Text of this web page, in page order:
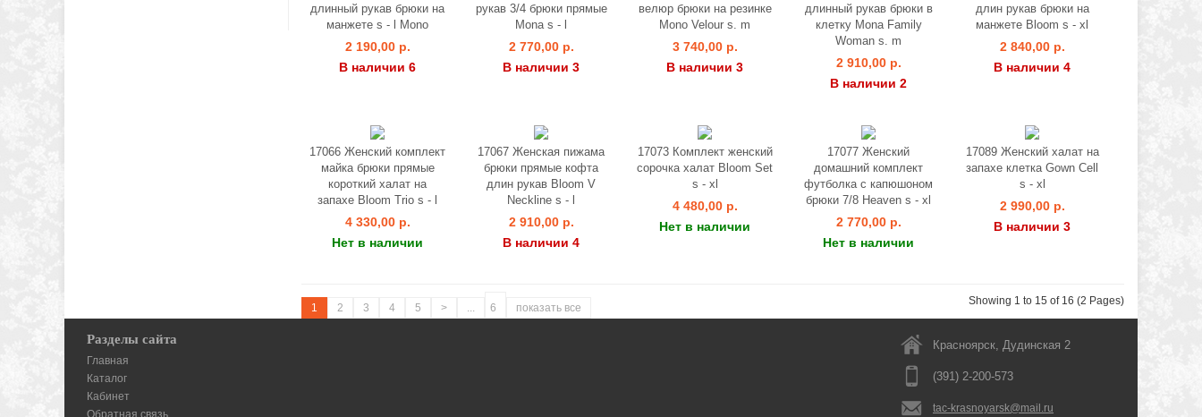
длинный рукав брюки на
манжете s - l Mono
2 190,00 р.
В наличии 6
рукав 3/4 брюки прямые
Mona s - l
2 770,00 р.
В наличии 3
велюр брюки на резинке
Mono Velour s. m
3 740,00 р.
В наличии 3
длинный рукав брюки в
клетку Monа Family
Woman s. m
2 910,00 р.
В наличии 2
длин рукав брюки на
манжете Bloom s - xl
2 840,00 р.
В наличии 4
17066 Женский комплект
майка брюки прямые
короткий халат на
запахе Bloom Trio s - l
4 330,00 р.
Нет в наличии
17067 Женская пижама
брюки прямые кофта
длин рукав Bloom V
Neckline s - l
2 910,00 р.
В наличии 4
17073 Комплект женский
сорочка халат Bloom Set
s - xl
4 480,00 р.
Нет в наличии
17077 Женский
домашний комплект
футболка с капюшоном
брюки 7/8 Heaven s - xl
2 770,00 р.
Нет в наличии
17089 Женский халат на
запахе клетка Gown Cell
s - xl
2 990,00 р.
В наличии 3
1 2 3 4 5 > ... 6 показать все
Showing 1 to 15 of 16 (2 Pages)
Разделы сайта
Главная
Каталог
Кабинет
Обратная связь
Красноярск, Дудинская 2
(391) 2-200-573
tac-krasnoyarsk@mail.ru